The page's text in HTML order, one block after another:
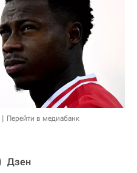
Перейти в медиабанк
Дзен